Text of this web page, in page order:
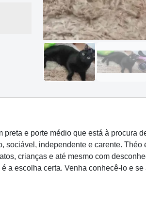
e porte médio que está à procura
sociável, independente e carente.
crianças e até mesmo com
a escolha certa. Venha conhecê-lo e